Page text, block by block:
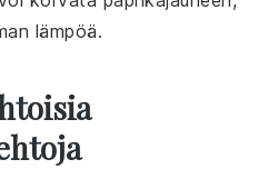
lämpöä.